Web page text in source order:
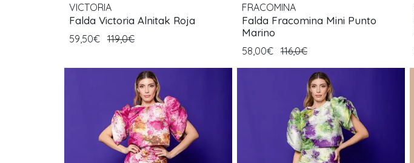
VICTORIA
Falda Victoria Alnitak Roja
59,50€ 119,0€
FRACOMINA
Falda Fracomina Mini Punto
Marino
58,00€ 116,0€